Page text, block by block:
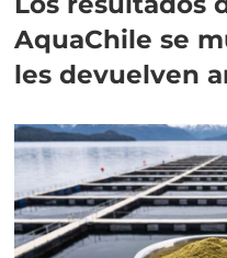
AquaChile se
les devuelven